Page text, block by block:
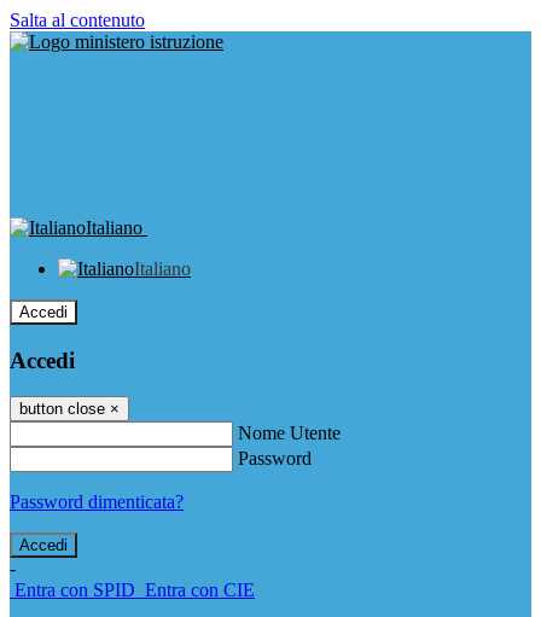
Salta al contenuto
Italiano
Italiano
Accedi
Accedi
button close ×
Nome Utente
Password
Password dimenticata?
-
Entra con SPID Entra con CIE